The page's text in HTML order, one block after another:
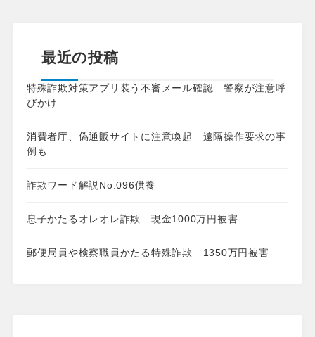
最近の投稿
特殊詐欺対策アプリ装う不審メール確認 警察が注意呼
びかけ
消費者庁、偽通販サイトに注意喚起 遠隔操作要求の事
例も
詐欺ワード解説No.096供養
息子かたるオレオレ詐欺 現金1000万円被害
郵便局員や検察職員かたる特殊詐欺 1350万円被害